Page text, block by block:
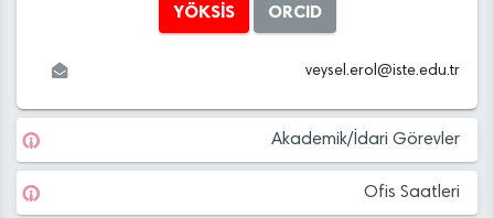
YÖKSİS ORCID
veysel.erol@iste.edu.tr
Akademik/İdari Görevler
Ofis Saatleri